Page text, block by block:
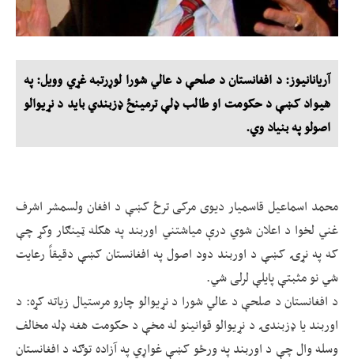
آریانانیوز: د افغانستان د صلحې د عالي شورا لوړرتبه غړي وویل: په
هیواد کښې د حکومت او طالب ډلې ترمینځ ډزبندي باید د نړیوالو
اصولو په بنیاد وي.
محمد اسماعیل قاسمیار دیوی مرکی ترځ کښې د افغان ولسمشر اشرف
غني لخوا د اعلان شوي درې میاشتني اوربند په هکله ټینګار وکړ چې
که په نړۍ کښې د اوربند دود اصول په افغانستان کښې دقیقاً رعایت
شي نو مثبتې پایلې لرلی شي.
د افغانستان د صلحې د عالي شورا د نړیوالو چارو مرستیال زیاته کړه: د
اوربند یا ډزبندۍ د نړیوالو قوانینو له مخې د حکومت هغه ډله مخالف
وسله وال چې د اوربند په ورځو کښې غواړي په آزاده توګه د افغانستان